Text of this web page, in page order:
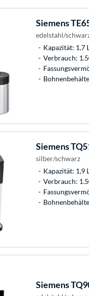
Siemens
edelstahl/
Kapazität: 1,7
Verbrauch:
Siemens
silber/schwarz
Kapazität: 1,9
Verbrauch:
Siemens